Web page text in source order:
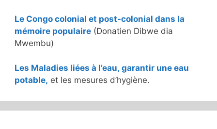
Le Congo colonial et post-colonial dans la
mémoire populaire (Donatien Dibwe dia
Mwembu)
Les Maladies liées à l’eau, garantir une eau
potable, et les mesures d’hygiène.